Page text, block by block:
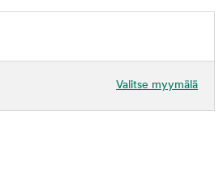
Valitse myymälä